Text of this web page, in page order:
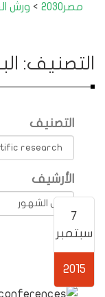
مصر2030 > ورش
التصنيف:
التصنيف
الأرشيف
7
سبتمبر
2015